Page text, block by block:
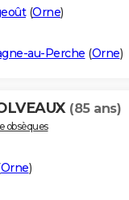
(Orne)
au-Perche (Orne)
(85 ans)
obsèques
Orne)